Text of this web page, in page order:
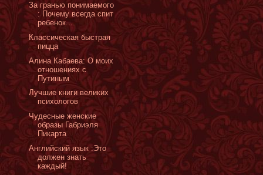
За гранью понимаемого
: Почему всегда спит
ребенок...
Классическая быстрая
пицца
Алина Кабаева: О моих
отношениях с
Путиным
Лучшие книги великих
психологов
Чудесные женские
образы Габриэля
Пикарта
Английский язык :Это
должен знать
каждый!